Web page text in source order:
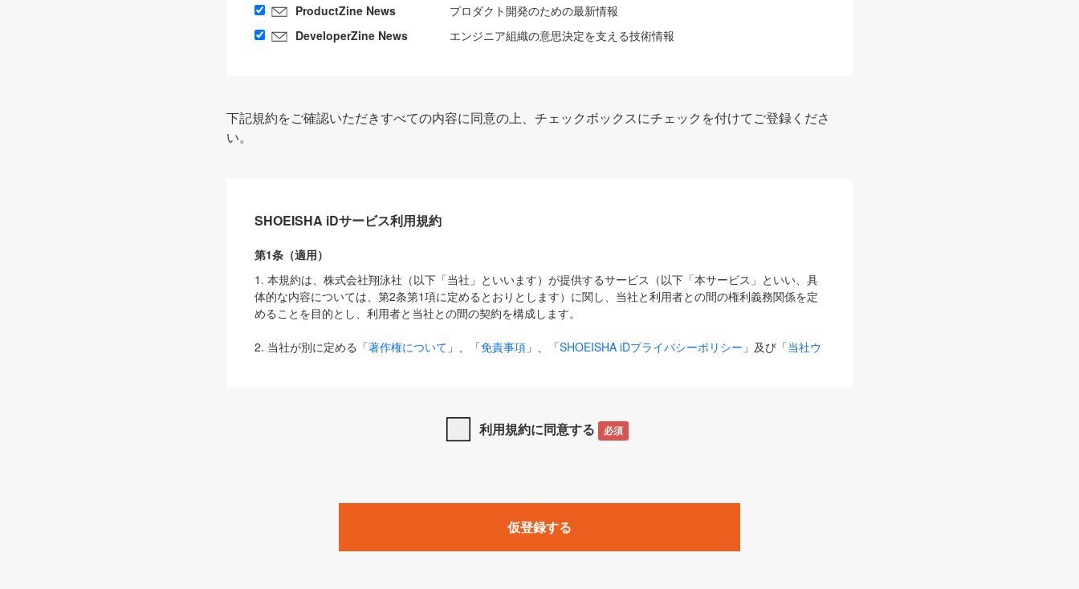
ProductZine News
プロダクト開発のための最新情報
DeveloperZine News
エンジニア組織の意思決定を支える技術情報
下記規約をご確認いただきすべての内容に同意の上、チェックボックスにチェックを付けてご登録くださ
い。
SHOEISHA iDサービス利用規約
第1条（適用）
1. 本規約は、株式会社翔泳社（以下「当社」といいます）が提供するサービス（以下「本サービス」といい、具
体的な内容については、第2条第1項に定めるとおりとします）に関し、当社と利用者との間の権利義務関係を定
めることを目的とし、利用者と当社との間の契約を構成します。
2. 当社が別に定める「著作権について 」、「免責事項 」、「SHOEISHA iDプライバシーポリシー 」及び「当社ウ
は、本規約の規定が優先して適用されるものとします。
1. 「本サービス」とは、当社が提供する以下のサービス（名称や内容が変更された場合、変更後のサービスを含
みます）及びこれらサービスに関連して当社が実施するイベントやキャンペーンをいいます。
「SEBook」「SEShop」「CodeZine」「MarkeZine」「EnterpriseZine」「ECzine」「Biz/Zine」「HRzine」
利用規約に同意する 必須
仮登録する